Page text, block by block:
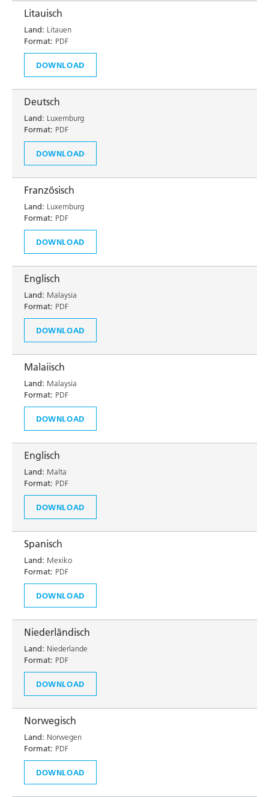
Litauisch
Land: Litauen
Format: PDF
DOWNLOAD
Deutsch
Land: Luxemburg
Format: PDF
DOWNLOAD
Französisch
Land: Luxemburg
Format: PDF
DOWNLOAD
Englisch
Land: Malaysia
Format: PDF
DOWNLOAD
Malaiisch
Land: Malaysia
Format: PDF
DOWNLOAD
Englisch
Land: Malta
Format: PDF
DOWNLOAD
Spanisch
Land: Mexiko
Format: PDF
DOWNLOAD
Niederländisch
Land: Niederlande
Format: PDF
DOWNLOAD
Norwegisch
Land: Norwegen
Format: PDF
DOWNLOAD